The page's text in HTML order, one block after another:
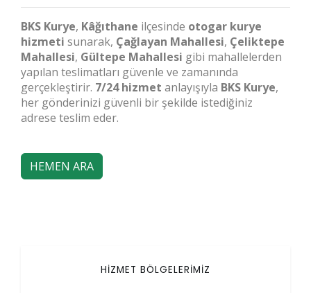
BKS Kurye, Kâğıthane ilçesinde otogar kurye
hizmeti sunarak, Çağlayan Mahallesi, Çeliktepe
Mahallesi, Gültepe Mahallesi gibi mahallelerden
yapılan teslimatları güvenle ve zamanında
gerçekleştirir. 7/24 hizmet anlayışıyla BKS Kurye,
her gönderinizi güvenli bir şekilde istediğiniz
adrese teslim eder.
HEMEN ARA
HİZMET BÖLGELERİMİZ